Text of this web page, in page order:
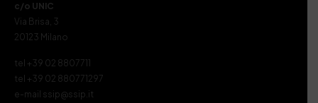
c/o UNIC
Via Brisa, 3
20123 Milano
tel +39 02 8807711
tel +39 02 880771297
e-mail ssip@ssip.it